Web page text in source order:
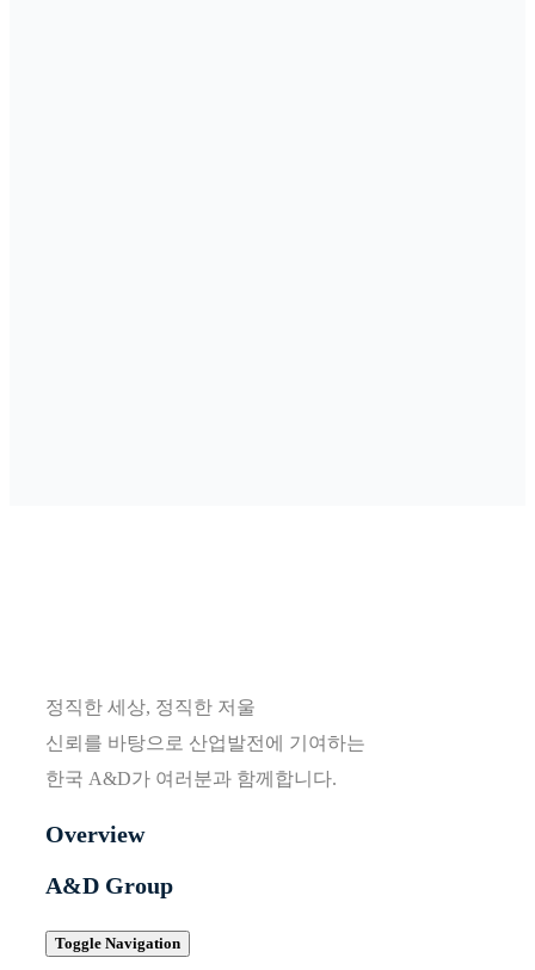
정직한 세상, 정직한 저울
신뢰를 바탕으로 산업발전에 기여하는
한국 A&D가 여러분과 함께합니다.
Overview
A&D Group
Toggle Navigation